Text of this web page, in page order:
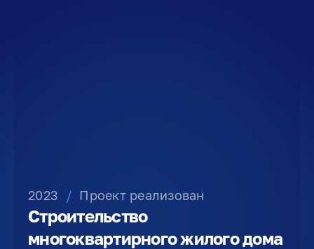
2023 / Проект реализован
Строительство
многоквартирного жилого дома